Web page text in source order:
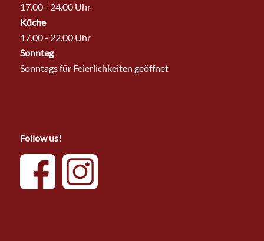
17.00 - 24.00 Uhr
Küche
17.00 - 22.00 Uhr
Sonntag
Sonntags für Feierlichkeiten geöffnet
Follow us!